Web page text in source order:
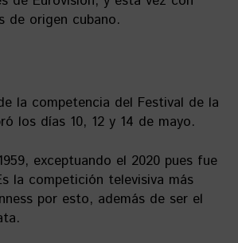
de origen cubano.
la competencia del Festival de la
los días 10, 12 y 14 de mayo.
exceptuando el 2020 pues fue
la competición televisiva más
por esto, además de ser el